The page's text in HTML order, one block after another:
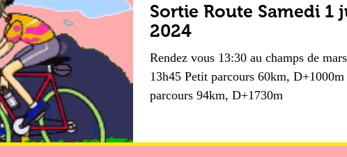
Sortie Route Samedi 1
2024
Rendez vous 13:30 au champs de mars
13h45 Petit parcours 60km, D+1000m
parcours 94km, D+1730m